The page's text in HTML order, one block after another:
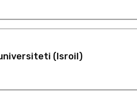
(Isroil)